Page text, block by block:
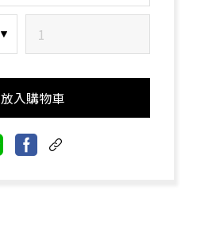
放入購物車